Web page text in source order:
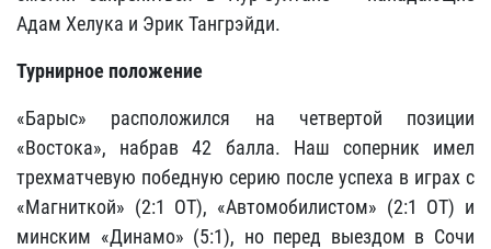
Адам Хелука и Эрик Тангрэйди.
Турнирное положение
«Барыс» расположился на четвертой позиции
«Востока», набрав 42 балла. Наш соперник имел
трехматчевую победную серию после успеха в играх с
«Магниткой» (2:1 ОТ), «Автомобилистом» (2:1 ОТ) и
минским «Динамо» (5:1), но перед выездом в Сочи